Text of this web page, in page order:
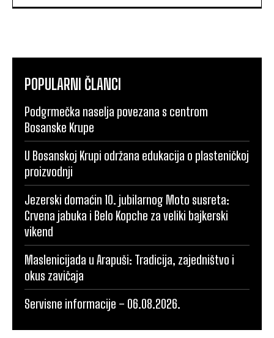
POPULARNI ČLANCI
Podgrmečka naselja povezana s centrom
Bosanske Krupe
U Bosanskoj Krupi održana edukacija o plasteničkoj
proizvodnji
Jezerski domaćin 10. jubilarnog Moto susreta:
Crvena jabuka i Belo Kopche za veliki bajkerski
vikend
Maslenicijada u Arapuši: Tradicija, zajedništvo i
okus zavičaja
Servisne informacije – 06.08.2026.